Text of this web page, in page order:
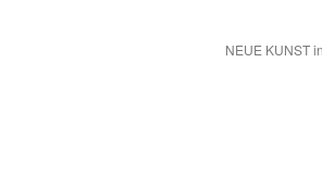
NEUE KUNST